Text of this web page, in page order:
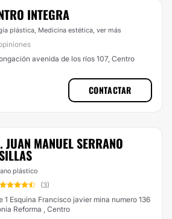
INTEGRA
plástica, Medicina estética, ver más
avenida de los ríos 107, Centro
CONTACTAR
JUAN MANUEL SERRANO
plástico
(3)
1 Esquina Francisco javier mina numero 136
Reforma , Centro